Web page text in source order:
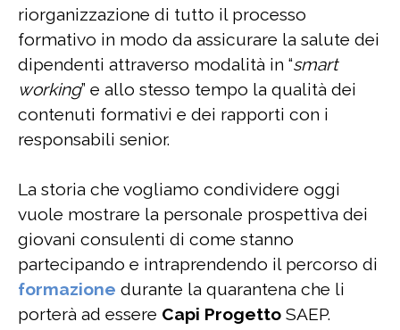
riorganizzazione di tutto il processo
formativo in modo da assicurare la salute dei
dipendenti attraverso modalità in “smart
working” e allo stesso tempo la qualità dei
contenuti formativi e dei rapporti con i
responsabili senior.
La storia che vogliamo condividere oggi
vuole mostrare la personale prospettiva dei
giovani consulenti di come stanno
partecipando e intraprendendo il percorso di
formazione durante la quarantena che li
porterà ad essere Capi Progetto SAEP.